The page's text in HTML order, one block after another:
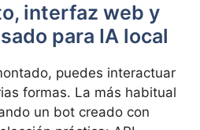
interfaz web y
para IA local
puedes interactuar
formas. La más habitual
un bot creado con